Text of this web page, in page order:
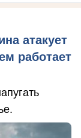
атакует
работает